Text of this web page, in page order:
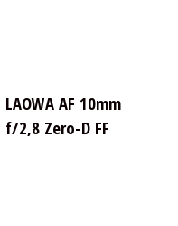
LAOWA AF 10mm
f/2,8 Zero-D FF